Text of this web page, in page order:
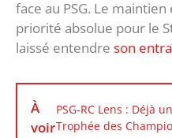
face au PSG. Le
priorité absolue pour le
laissé entendre son
À
voir
PSG-RC Lens : Déjà
Trophée des